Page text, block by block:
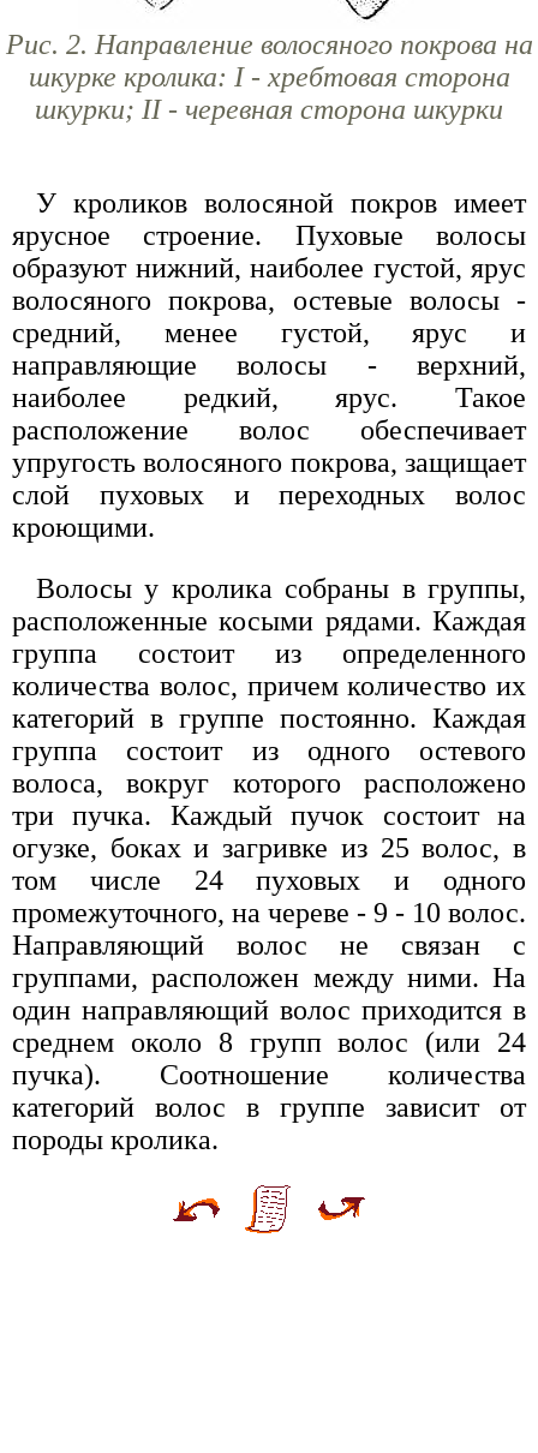
Рис. 2. Направление волосяного покрова на
шкурке кролика: I - хребтовая сторона
шкурки; II - черевная сторона шкурки
У кроликов волосяной покров имеет
ярусное строение. Пуховые волосы
образуют нижний, наиболее густой, ярус
волосяного покрова, остевые волосы -
средний, менее густой, ярус и
направляющие волосы - верхний,
наиболее редкий, ярус. Такое
расположение волос обеспечивает
упругость волосяного покрова, защищает
слой пуховых и переходных волос
кроющими.
Волосы у кролика собраны в группы,
расположенные косыми рядами. Каждая
группа состоит из определенного
количества волос, причем количество их
категорий в группе постоянно. Каждая
группа состоит из одного остевого
волоса, вокруг которого расположено
три пучка. Каждый пучок состоит на
огузке, боках и загривке из 25 волос, в
том числе 24 пуховых и одного
промежуточного, на череве - 9 - 10 волос.
Направляющий волос не связан с
группами, расположен между ними. На
один направляющий волос приходится в
среднем около 8 групп волос (или 24
пучка). Соотношение количества
категорий волос в группе зависит от
породы кролика.